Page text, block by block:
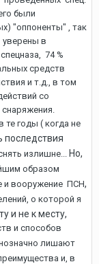
были
"оппоненты" , так
уверены в
74 %
средств
и т.д., в том
со
годы ( когда не
последствия
излишне... Но,
образом
и вооружение ПСН,
о которой я
и не к месту,
и способов
лишают
и, в